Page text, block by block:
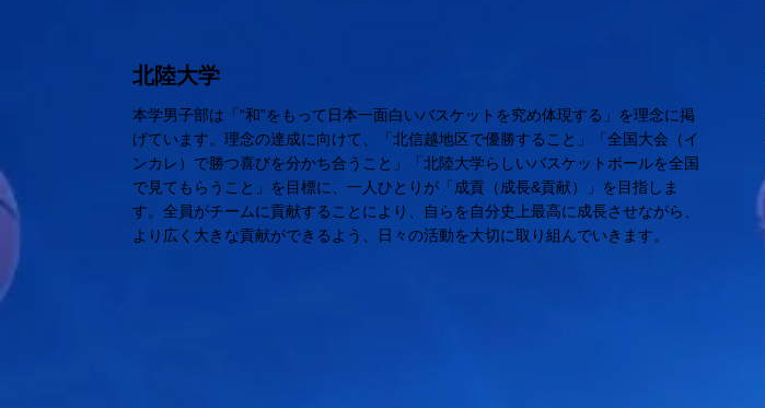
北陸大学
本学男子部は「“和”をもって日本一面白いバスケットを究め体現する」を理念に掲
げています。理念の達成に向けて、「北信越地区で優勝すること」「全国大会（イ
ンカレ）で勝つ喜びを分かち合うこと」「北陸大学らしいバスケットボールを全国
で見てもらうこと」を目標に、一人ひとりが「成貢（成長&貢献）」を目指しま
す。全員がチームに貢献することにより、自らを自分史上最高に成長させながら、
より広く大きな貢献ができるよう、日々の活動を大切に取り組んでいきます。